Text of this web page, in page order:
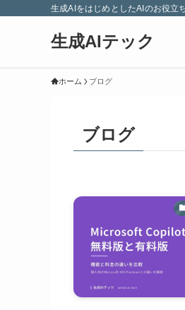
生成AIをはじめとしたAIのお役立
生成AIテック
ホーム ブログ
ブログ